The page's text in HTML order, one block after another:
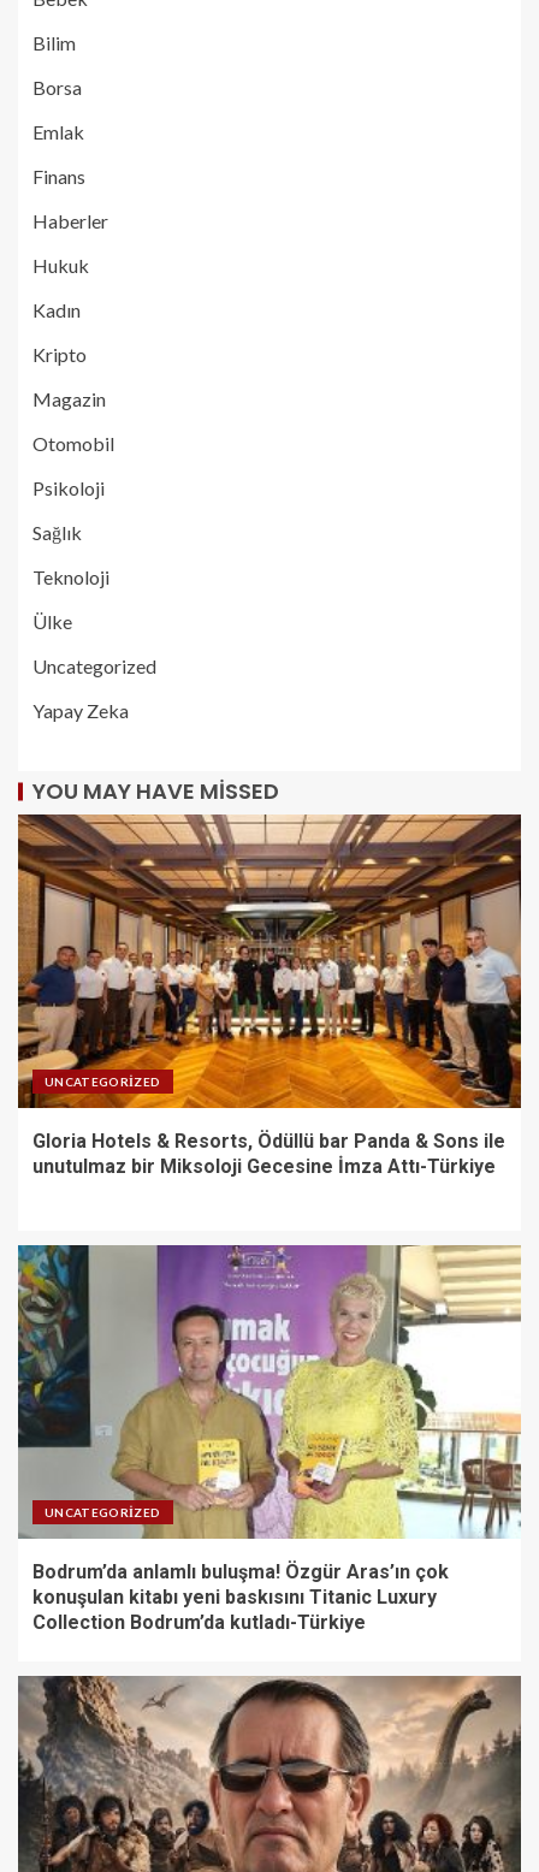
Bilim
Borsa
Emlak
Finans
Haberler
Hukuk
Kadın
Kripto
Magazin
Otomobil
Psikoloji
Sağlık
Teknoloji
Ülke
Uncategorized
Yapay Zeka
YOU MAY HAVE MISSED
UNCATEGORIZED
Gloria Hotels & Resorts, Ödüllü bar Panda & Sons ile
unutulmaz bir Miksoloji Gecesine İmza Attı-Türkiye
UNCATEGORIZED
Bodrum’da anlamlı buluşma! Özgür Aras’ın çok
konuşulan kitabı yeni baskısını Titanic Luxury
Collection Bodrum’da kutladı-Türkiye